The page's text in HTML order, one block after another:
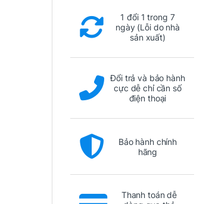
1 đổi 1 trong 7
ngày (Lỗi do nhà
sản xuất)
Đổi trả và bảo hành
cực dễ chỉ cần số
điện thoại
Bảo hành chính
hãng
Thanh toán dễ